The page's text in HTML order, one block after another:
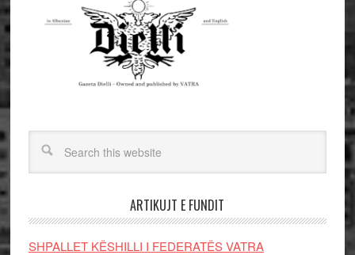
ARTIKUJT E FUNDIT
SHPALLET KËSHILLI I FEDERATËS VATRA